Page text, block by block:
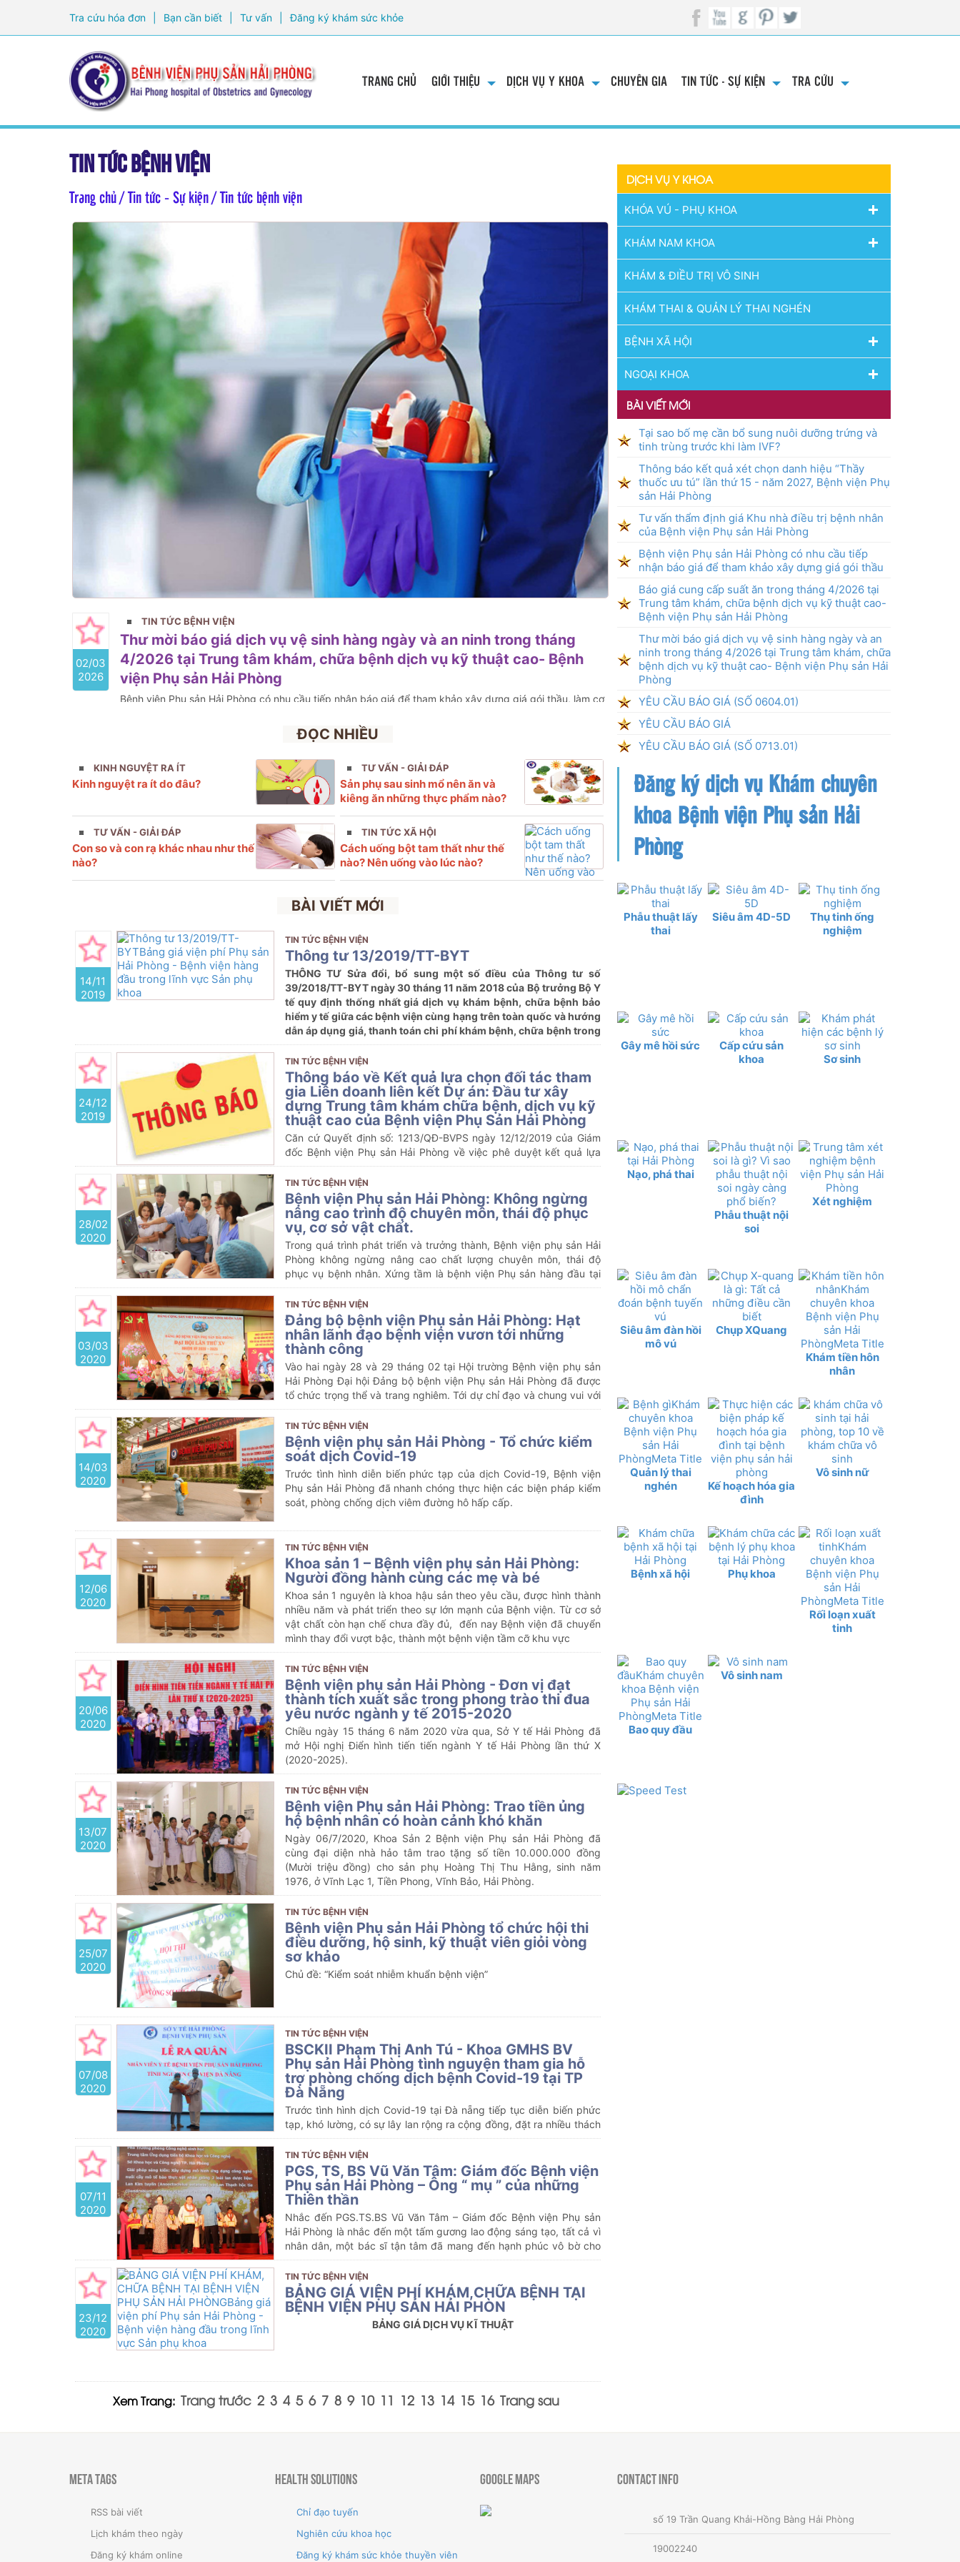
Tra cứu hóa đơn Bạn cần biết Tư vấn Đăng ký khám sức khỏe
TRANG CHỦ GIỚI THIỆU DỊCH VỤ Y KHOA CHUYÊN GIA TIN TỨC - SỰ KIỆN TRA CỨU
Tin tức bệnh viện
Trang chủ/ Tin tức - Sự kiện / Tin tức bệnh viện
02/03
2026
TIN TỨC BỆNH VIỆN
Thư mời báo giá dịch vụ vệ sinh hàng ngày và an ninh trong tháng
4/2026 tại Trung tâm khám, chữa bệnh dịch vụ kỹ thuật cao- Bệnh
viện Phụ sản Hải Phòng
Bệnh viện Phụ sản Hải Phòng có nhu cầu tiếp nhận báo giá để tham khảo xây dựng giá gói thầu, làm cơ
Trung tâm khám, chữa bệnh dịch vụ kỹ thuật cao- Bệnh viện Phụ sản Hải Phòng” với nội dung cụ thể
ĐỌC NHIỀU
KINH NGUYỆT RA ÍT
Kinh nguyệt ra ít do đâu?
TƯ VẤN - GIẢI ĐÁP
Sản phụ sau sinh mổ nên ăn và
kiêng ăn những thực phẩm nào?
TƯ VẤN - GIẢI ĐÁP
Con so và con rạ khác nhau như thế
nào?
TIN TỨC XÃ HỘI
Cách uống bột tam thất như thế
nào? Nên uống vào lúc nào?
BÀI VIẾT MỚI
14/11
2019
TIN TỨC BỆNH VIỆN
Thông tư 13/2019/TT-BYT
THÔNG TƯ Sửa đổi, bổ sung một số điều của Thông tư số
39/2018/TT-BYT ngày 30 tháng 11 năm 2018 của Bộ trưởng Bộ Y
tế quy định thống nhất giá dịch vụ khám bệnh, chữa bệnh bảo
hiểm y tế giữa các bệnh viện cùng hạng trên toàn quốc và hướng
dẫn áp dụng giá, thanh toán chi phí khám bệnh, chữa bệnh trong
một số trường hợp
24/12
2019
TIN TỨC BỆNH VIỆN
Thông báo về Kết quả lựa chọn đối tác tham
gia Liên doanh liên kết Dự án: Đầu tư xây
dựng Trung tâm khám chữa bệnh, dịch vụ kỹ
thuật cao của Bệnh viện Phụ Sản Hải Phòng
Căn cứ Quyết định số: 1213/QĐ-BVPS ngày 12/12/2019 của Giám
đốc Bệnh viện Phụ sản Hải Phòng về việc phê duyệt kết quả lựa
chọn đối tác tham gia Liên doanh liên kết Dự án: Đầu tư xây dựng
Trung tâm khám chữa bệnh, dịch vụ kỹ thuật cao của Bệnh viện
Phụ Sản Hải Phòng;
28/02
2020
TIN TỨC BỆNH VIỆN
Bệnh viện Phụ sản Hải Phòng: Không ngừng
nâng cao trình độ chuyên môn, thái độ phục
vụ, cơ sở vật chất.
Trong quá trình phát triển và trưởng thành, Bệnh viện phụ sản Hải
Phòng không ngừng nâng cao chất lượng chuyên môn, thái độ
phục vụ bệnh nhân. Xứng tầm là bệnh viện Phụ sản hàng đầu tại
thành phố Hải Phòng – Đô thị loại 1 và là bệnh viện chuyên khoa
phụ sản đầu ngành ở khu vực miền duyên hải Bắc Bộ.
03/03
2020
TIN TỨC BỆNH VIỆN
Đảng bộ bệnh viện Phụ sản Hải Phòng: Hạt
nhân lãnh đạo bệnh viện vươn tới những
thành công
Vào hai ngày 28 và 29 tháng 02 tại Hội trường Bệnh viện phụ sản
Hải Phòng Đại hội Đảng bộ bệnh viện Phụ sản Hải Phòng đã được
tổ chức trọng thể và trang nghiêm. Tới dự chỉ đạo và chung vui với
đại hội có các cấp lãnh đạo đại diện Thường trực Thành Ủy, HĐND,
UBND thành phố; quận Hồng Bàng và đông đủ các Đảng viên trực
thuộc Đảng bộ bệnh viện.
14/03
2020
TIN TỨC BỆNH VIỆN
Bệnh viện phụ sản Hải Phòng - Tổ chức kiểm
soát dịch Covid-19
Trước tình hình diễn biến phức tạp của dịch Covid-19, Bệnh viện
Phụ sản Hải Phòng đã nhanh chóng thực hiện các biện pháp kiểm
soát, phòng chống dịch viêm đường hô hấp cấp.
12/06
2020
TIN TỨC BỆNH VIỆN
Khoa sản 1 – Bệnh viện phụ sản Hải Phòng:
Người đồng hành cùng các mẹ và bé
Khoa sản 1 nguyên là khoa hậu sản theo yêu cầu, được hình thành
nhiều năm và phát triển theo sự lớn mạnh của Bệnh viện. Từ cơ sở
vật chất còn hạn chế chưa đầy đủ, đến nay Bệnh viện đã chuyển
mình thay đổi vượt bậc, thành một bệnh viện tầm cỡ khu vực
20/06
2020
TIN TỨC BỆNH VIỆN
Bệnh viện phụ sản Hải Phòng - Đơn vị đạt
thành tích xuất sắc trong phong trào thi đua
yêu nước ngành y tế 2015-2020
Chiều ngày 15 tháng 6 năm 2020 vừa qua, Sở Y tế Hải Phòng đã
mở Hội nghị Điển hình tiến tiến ngành Y tế Hải Phòng lần thứ X
(2020-2025).
13/07
2020
TIN TỨC BỆNH VIỆN
Bệnh viện Phụ sản Hải Phòng: Trao tiền ủng
hộ bệnh nhân có hoàn cảnh khó khăn
Ngày 06/7/2020, Khoa Sản 2 Bệnh viện Phụ sản Hải Phòng đã
cùng đại diện nhà hảo tâm trao tặng số tiền 10.000.000 đồng
(Mười triệu đồng) cho sản phụ Hoàng Thị Thu Hằng, sinh năm
1976, ở Vĩnh Lạc 1, Tiền Phong, Vĩnh Bảo, Hải Phòng.
25/07
2020
TIN TỨC BỆNH VIỆN
Bệnh viện Phụ sản Hải Phòng tổ chức hội thi
điều dưỡng, hộ sinh, kỹ thuật viên giỏi vòng
sơ khảo
Chủ đề: “Kiểm soát nhiễm khuẩn bệnh viện”
07/08
2020
TIN TỨC BỆNH VIỆN
BSCKII Phạm Thị Anh Tú - Khoa GMHS BV
Phụ sản Hải Phòng tình nguyện tham gia hỗ
trợ phòng chống dịch bệnh Covid-19 tại TP
Đà Nẵng
Trước tình hình dịch Covid-19 tại Đà nẵng tiếp tục diễn biến phức
tạp, khó lường, có sự lây lan rộng ra cộng đồng, đặt ra nhiều thách
thức và khó khăn cho hoạt động phòng, chống dịch bệnh, đòi hỏi
sự cần thiết huy động tối đa lực lượng y tế.
07/11
2020
TIN TỨC BỆNH VIỆN
PGS, TS, BS Vũ Văn Tâm: Giám đốc Bệnh viện
Phụ sản Hải Phòng – Ông “ mụ ” của những
Thiên thần
Nhắc đến PGS.TS.BS Vũ Văn Tâm – Giám đốc Bệnh viện Phụ sản
Hải Phòng là nhắc đến một tấm gương lao động sáng tạo, tất cả vì
nhân dân, một bác sĩ tận tâm đã mang đến hạnh phúc vô bờ cho
hàng ngàn gia đình vô sinh, hiếm muộn ở Hải Phòng và trên cả
nước.
23/12
2020
TIN TỨC BỆNH VIỆN
BẢNG GIÁ VIỆN PHÍ KHÁM,CHỮA BỆNH TẠI
BỆNH VIỆN PHỤ SẢN HẢI PHÒN
BẢNG GIÁ DỊCH VỤ KĨ THUẬT
Xem Trang: Trang trước 2 3 4 5 6 7 8 9 10 11 12 13 14 15 16 Trang sau
DỊCH VỤ Y KHOA
KHÓA VÚ - PHỤ KHOA
KHÁM NAM KHOA
KHÁM & ĐIỀU TRỊ VÔ SINH
KHÁM THAI & QUẢN LÝ THAI NGHÉN
BỆNH XÃ HỘI
NGOẠI KHOA
BÀI VIẾT MỚI
Tại sao bố mẹ cần bổ sung nuôi dưỡng trứng và
tinh trùng trước khi làm IVF?
Thông báo kết quả xét chọn danh hiệu “Thầy
thuốc ưu tú” lần thứ 15 - năm 2027, Bệnh viện Phụ
sản Hải Phòng
Tư vấn thẩm định giá Khu nhà điều trị bệnh nhân
của Bệnh viện Phụ sản Hải Phòng
Bệnh viện Phụ sản Hải Phòng có nhu cầu tiếp
nhận báo giá để tham khảo xây dựng giá gói thầu
Báo giá cung cấp suất ăn trong tháng 4/2026 tại
Trung tâm khám, chữa bệnh dịch vụ kỹ thuật cao-
Bệnh viện Phụ sản Hải Phòng
Thư mời báo giá dịch vụ vệ sinh hàng ngày và an
ninh trong tháng 4/2026 tại Trung tâm khám, chữa
bệnh dịch vụ kỹ thuật cao- Bệnh viện Phụ sản Hải
Phòng
YÊU CẦU BÁO GIÁ (SỐ 0604.01)
YÊU CẦU BÁO GIÁ
YÊU CẦU BÁO GIÁ (SỐ 0713.01)
Đăng ký dịch vụ Khám chuyên
khoa Bệnh viện Phụ sản Hải
Phòng
Phẫu thuật lấy
thai
Siêu âm 4D-5D
Thụ tinh ống
nghiệm
Gây mê hồi sức
Cấp cứu sản
khoa
Sơ sinh
Nạo, phá thai
Phẫu thuật nội
soi
Xét nghiệm
Siêu âm đàn hồi
mô vú
Chụp XQuang
Khám tiền hôn
nhân
Quản lý thai
nghén
Kế hoạch hóa gia
đình
Vô sinh nữ
Bệnh xã hội Phụ khoa
Rối loạn xuất
tinh
Bao quy đầu
Vô sinh nam
Meta Tags
RSS bài viết
Lịch khám theo ngày
Đăng ký khám online
Health Solutions
Chỉ đạo tuyến
Nghiên cứu khoa học
Đăng ký khám sức khỏe thuyền viên
Google Maps Contact Info
số 19 Trần Quang Khải-Hồng Bàng Hải Phòng
19002240